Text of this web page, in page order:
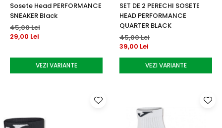
Sosete Head PERFORMANCE
SNEAKER Black
45,00 Lei
29,00 Lei
VEZI VARIANTE
SET DE 2 PERECHI SOSETE
HEAD PERFORMANCE
QUARTER BLACK
45,00 Lei
39,00 Lei
VEZI VARIANTE